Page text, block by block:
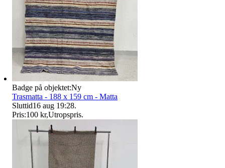
Badge på objektet:Ny
Trasmatta - 188 x 159 cm - Matta
Sluttid16 aug 19:28.
Pris:100 kr,Utropspris.